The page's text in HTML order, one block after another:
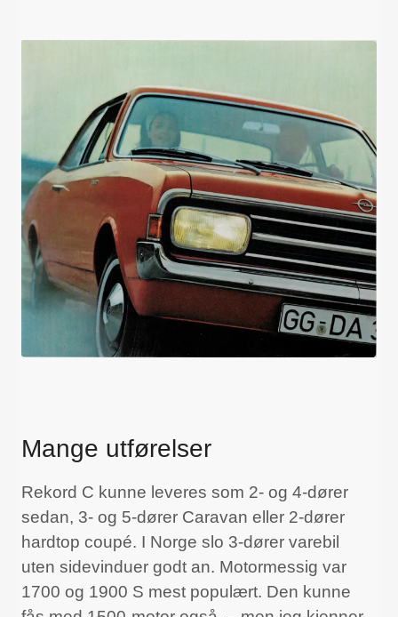
Mange utførelser
Rekord C kunne leveres som 2- og 4-dører
sedan, 3- og 5-dører Caravan eller 2-dører
hardtop coupé. I Norge slo 3-dører varebil
uten sidevinduer godt an. Motormessig var
1700 og 1900 S mest populært. Den kunne